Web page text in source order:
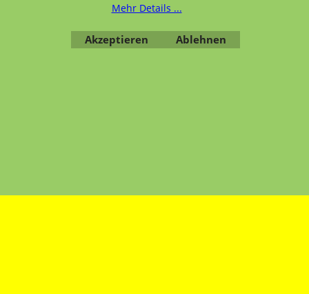
Kategorien,Kontaktformular
Datenschutz
Mehr Details ...
Akzeptieren Ablehnen